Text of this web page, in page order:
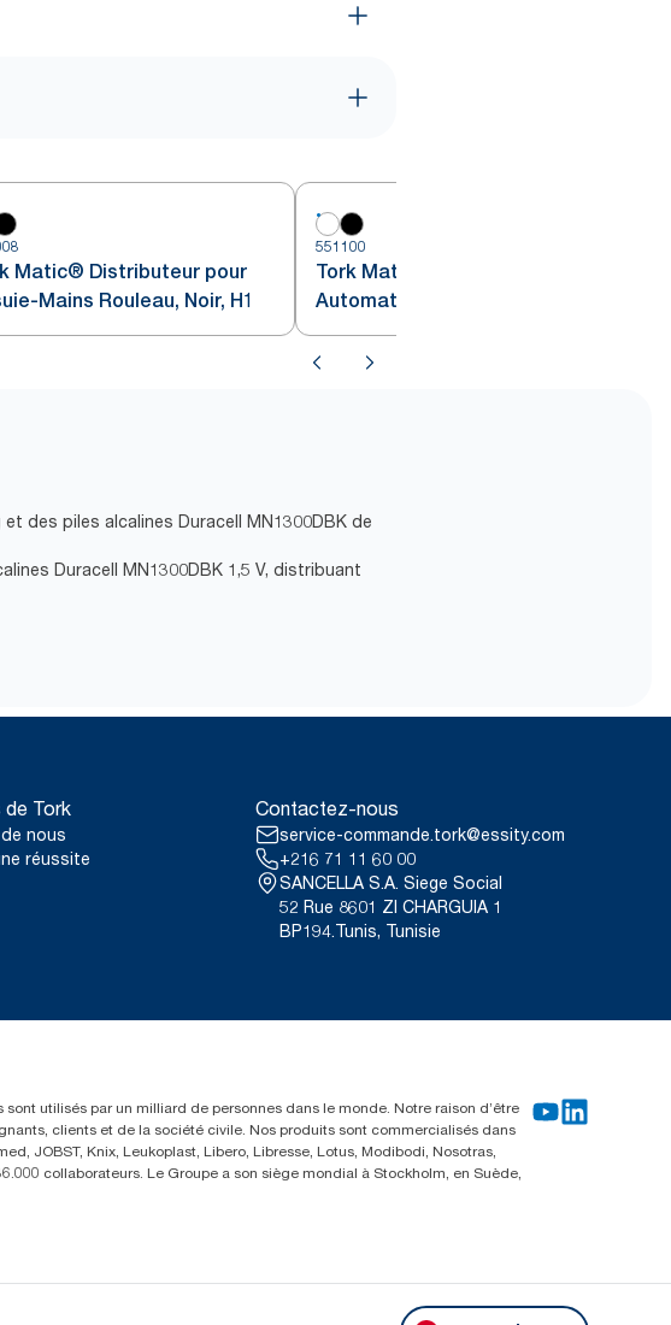
Matic® Distributeur pour
Mains Rouleau, Noir, H1
551100
Tork Matic® Distributeur
Automatique d’Essuie-Mains
Rouleau Blanc H1
des piles alcalines Duracell MN1300DBK de
Duracell MN1300DBK 1,5 V, distribuant
Tork
nous
réussite
Contactez-nous
service-commande.tork@essity.com
+216 71 11 60 00
SANCELLA S.A. Siege Social
52 Rue 8601 ZI CHARGUIA 1
BP194.Tunis, Tunisie
utilisés par un milliard de personnes dans le monde. Notre raison d’être
clients et de la société civile. Nos produits sont commercialisés dans
JOBST, Knix, Leukoplast, Libero, Libresse, Lotus, Modibodi, Nosotras,
collaborateurs. Le Groupe a son siège mondial à Stockholm, en Suède,